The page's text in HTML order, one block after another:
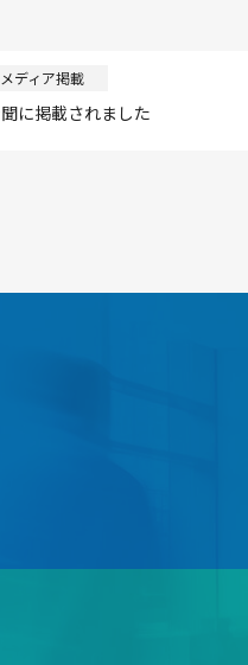
メディア掲載
に掲載されました